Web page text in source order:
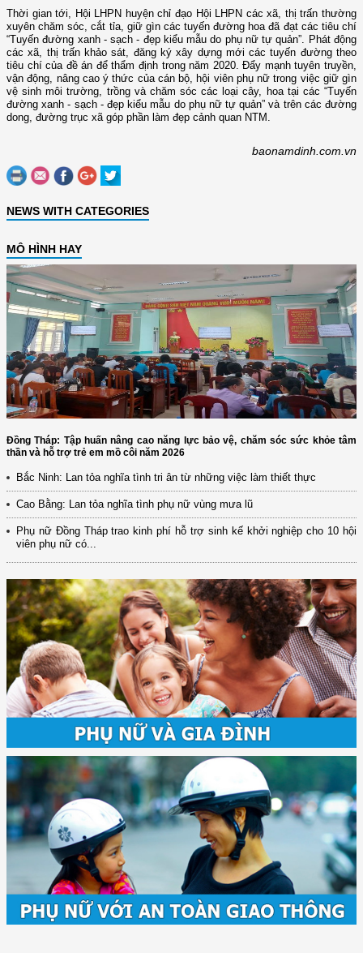
Thời gian tới, Hội LHPN huyện chỉ đạo Hội LHPN các xã, thị trấn thường
xuyên chăm sóc, cắt tỉa, giữ gìn các tuyến đường hoa đã đạt các tiêu chí
“Tuyến đường xanh - sạch - đẹp kiểu mẫu do phụ nữ tự quản”. Phát động
các xã, thị trấn khảo sát, đăng ký xây dựng mới các tuyến đường theo
tiêu chí của đề án để thẩm định trong năm 2020. Đẩy mạnh tuyên truyền,
vận động, nâng cao ý thức của cán bộ, hội viên phụ nữ trong việc giữ gìn
vệ sinh môi trường, trồng và chăm sóc các loại cây, hoa tại các “Tuyến
đường xanh - sạch - đẹp kiểu mẫu do phụ nữ tự quản” và trên các đường
dong, đường trục xã góp phần làm đẹp cảnh quan NTM.
baonamdinh.com.vn
NEWS WITH CATEGORIES
MÔ HÌNH HAY
Đồng Tháp: Tập huấn nâng cao năng lực bảo vệ, chăm sóc sức khỏe tâm
thần và hỗ trợ trẻ em mồ côi năm 2026
Bắc Ninh: Lan tỏa nghĩa tình tri ân từ những việc làm thiết thực
Cao Bằng: Lan tỏa nghĩa tình phụ nữ vùng mưa lũ
Phụ nữ Đồng Tháp trao kinh phí hỗ trợ sinh kế khởi nghiệp cho 10 hội
viên phụ nữ có...